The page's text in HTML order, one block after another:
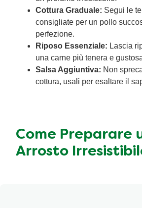
Cottura Graduale: Segui le
consigliate per un pollo
perfezione.
Riposo Essenziale: Lascia
una carne più tenera e
Salsa Aggiuntiva: Non
cottura, usali per esaltare il
Come Preparare
Arrosto